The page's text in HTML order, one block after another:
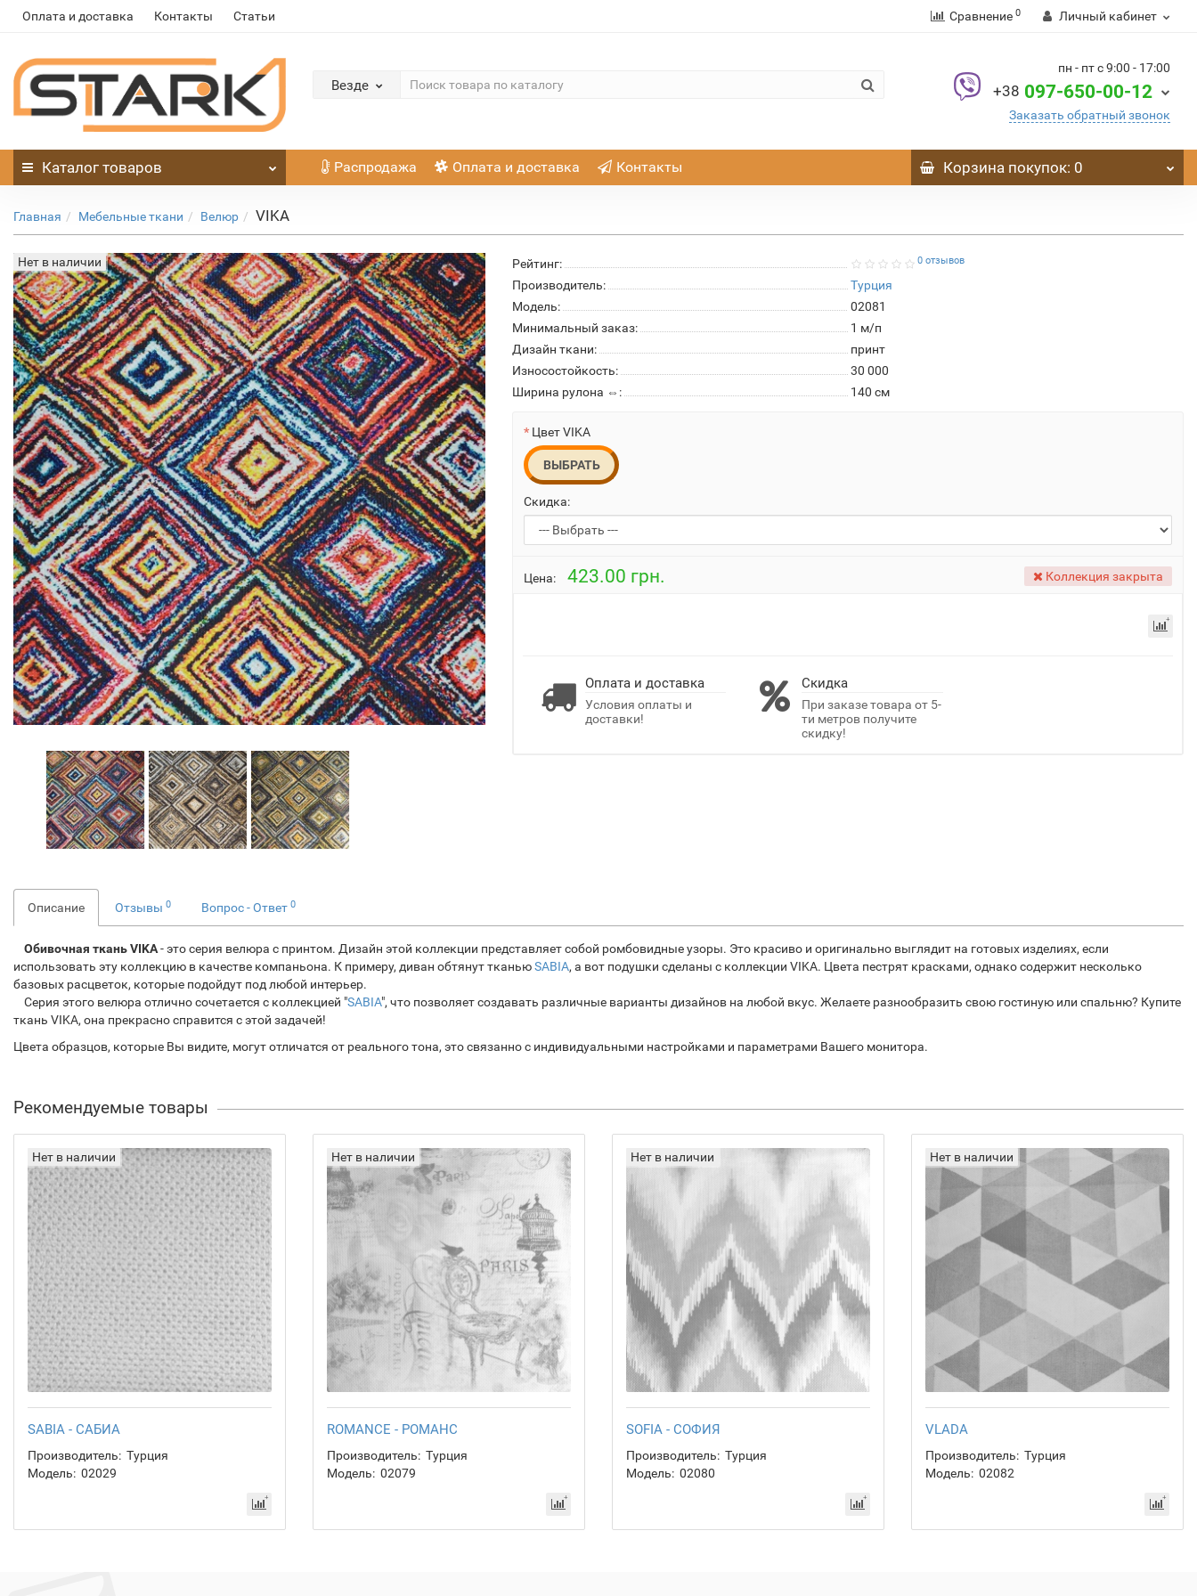
Оплата и доставка Контакты Статьи Сравнение 0 Личный кабинет
Везде
пн - пт с 9:00 - 17:00
+38 097-650-00-12
Заказать обратный звонок
Каталог товаров Распродажа Оплата и доставка Контакты Корзина покупок: 0
Главная Мебельные ткани Велюр VIKA
Нет в наличии Рейтинг: 0 отзывов
Производитель:
Турция
Модель:
02081
Минимальный заказ:
1 м/п
Дизайн ткани:
принт
Износостойкость:
30 000
Ширина рулона ⇔:
140 см
Цвет VIKA
ВЫБРАТЬ
Скидка:
Цена: 423.00 грн. Коллекция закрыта
Оплата и доставка
Условия оплаты и
доставки!
Скидка
При заказе товара от 5-
ти метров получите
скидку!
Описание Отзывы 0 Вопрос - Ответ 0
Обивочная ткань VIKA- это серия велюра с принтом. Дизайн этой коллекции представляет собой ромбовидные узоры. Это красиво и оригинально выглядит на готовых изделиях, если
использовать эту коллекцию в качестве компаньона. К примеру, диван обтянут тканьюSABIA, а вот подушки сделаны с коллекции VIKA. Цвета пестрят красками, однако содержит несколько
базовых расцветок, которые подойдут под любой интерьер.
Серия этого велюра отлично сочетается с коллекцией "SABIA", что позволяет создавать различные варианты дизайнов на любой вкус. Желаете разнообразить свою гостиную или спальню? Купите
ткань VIKA, она прекрасно справится с этой задачей!
Цвета образцов, которые Вы видите, могут отличатся от реального тона, это связанно с индивидуальными настройками и параметрами Вашего монитора.
Рекомендуемые товары
Нет в наличии
SABIA - САБИА
Производитель: Турция
Модель: 02029
Нет в наличии
ROMANCE - РОМАНС
Производитель: Турция
Модель: 02079
Нет в наличии
SOFIA - СОФИЯ
Производитель: Турция
Модель: 02080
Нет в наличии
VLADA
Производитель: Турция
Модель: 02082